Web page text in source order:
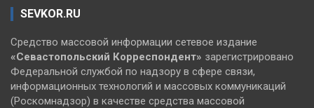
SEVKOR.RU
Средство массовой информации сетевое издание
«Севастопольский Корреспондент» зарегистрировано
Федеральной службой по надзору в сфере связи,
информационных технологий и массовых коммуникаций
(Роскомнадзор) в качестве средства массовой